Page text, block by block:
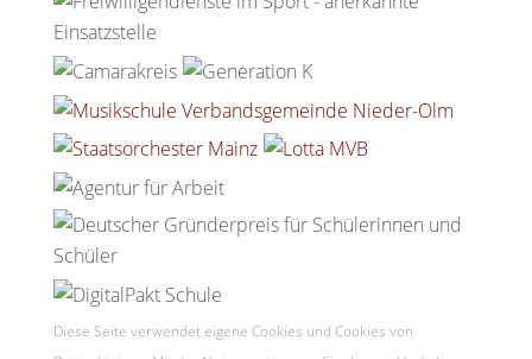
Diese Seite verwendet eigene Cookies und Cookies von